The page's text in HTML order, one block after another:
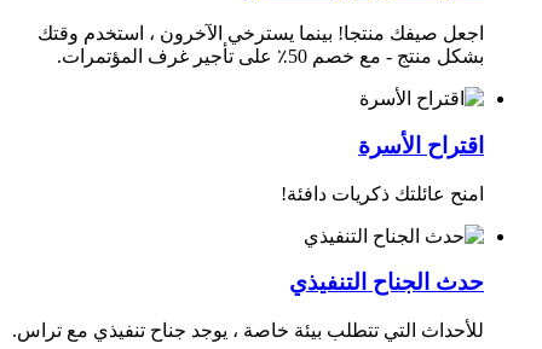
اجعل صيفك منتجا! بينما يسترخي الآخرون ، استخدم وقتك
بشكل منتج - مع خصم 50٪ على تأجير غرف المؤتمرات.
اقتراح الأسرة
امنح عائلتك ذكريات دافئة!
حدث الجناح التنفيذي
للأحداث التي تتطلب بيئة خاصة ، يوجد جناح تنفيذي مع تراس.